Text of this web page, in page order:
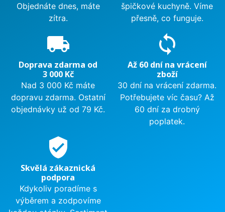
Objednáte dnes, máte
zítra.
špičkové kuchyně. Víme
přesně, co funguje.
local_shipping
Doprava zdarma od
3 000 Kč
Nad 3 000 Kč máte
dopravu zdarma. Ostatní
objednávky už od 79 Kč.
sync
Až 60 dní na vrácení
zboží
30 dní na vrácení zdarma.
Potřebujete víc času? Až
60 dní za drobný
poplatek.
verified_user
Skvělá zákaznická
podpora
Kdykoliv poradíme s
výběrem a zodpovíme